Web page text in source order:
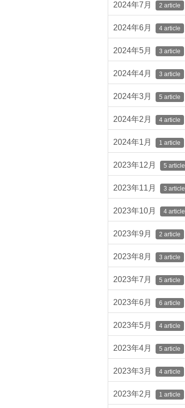
2024年7月 2 article
2024年6月 4 article
2024年5月 3 article
2024年4月 3 article
2024年3月 5 article
2024年2月 4 article
2024年1月 1 article
2023年12月 5 article
2023年11月 3 article
2023年10月 4 article
2023年9月 2 article
2023年8月 3 article
2023年7月 5 article
2023年6月 6 article
2023年5月 4 article
2023年4月 5 article
2023年3月 4 article
2023年2月 1 article